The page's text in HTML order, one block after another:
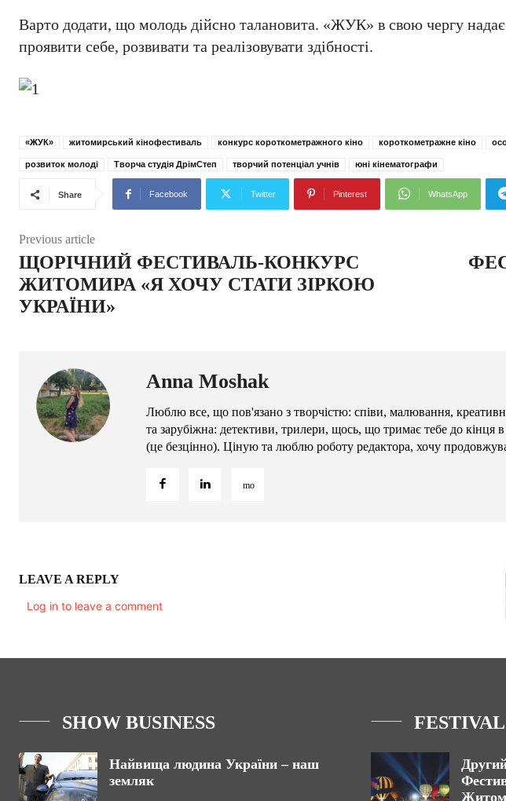
Варто додати, що молодь дійсно талановита. «ЖУК» в свою чергу
проявити себе, розвивати та реалізовувати здібності.
«ЖУК» житомирський кінофестиваль конкурс короткометражного кіно короткометражне кіно
розвиток молоді Творча студія ДрімСтеп творчий потенціал учнів юні кінематографи
Share Facebook Twitter Pinterest WhatsApp
Previous article
ЩОРІЧНИЙ ФЕСТИВАЛЬ-КОНКУРС
ЖИТОМИРА «Я ХОЧУ СТАТИ ЗІРКОЮ
УКРАЇНИ»
Anna Moshak
Люблю все, що пов'язано з творчістю: співи, малювання,
та зарубіжна: детективи, трилери, щось, що тримає тебе до
(це безцінно). Ціную та люблю роботу редактора, хочу
LEAVE A REPLY
Log in to leave a comment
SHOW BUSINESS
Найвища людина України – наш
земляк